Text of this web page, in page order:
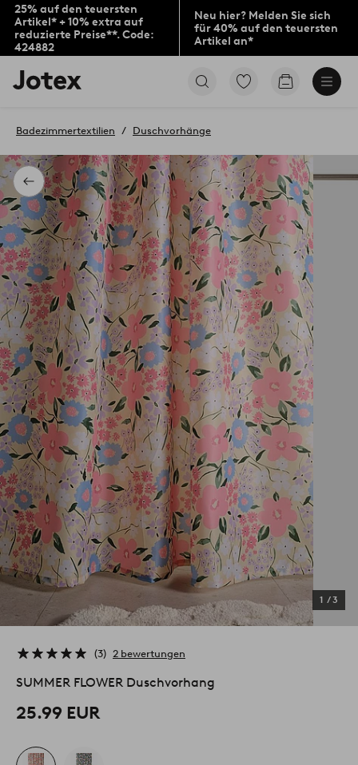
25% auf den teuersten
Artikel* + 10% extra auf
reduzierte Preise**. Code:
424882
Neu hier? Melden Sie sich
für 40% auf den teuersten
Artikel an*
Jotex-
Logo
Startseite
Zu
Produkten
gehen
Zum
Zurück
Badezimmertextilien Duschvorhänge
1 /3
3 2 bewertungen
SUMMER FLOWER Duschvorhang
25.99 EUR